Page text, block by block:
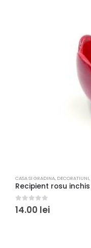
CASA SI GRADINA, DECORATIUNI,
0 out of 5
14.00 lei